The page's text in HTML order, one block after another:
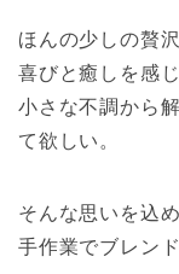
ほんの少しの贅
喜びと癒しを感
小さな不調から
て欲しい。
そんな思いを込
手作業でブレンド